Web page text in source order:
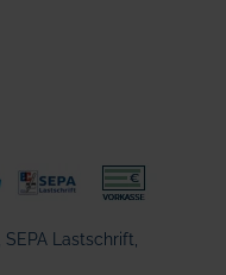
Lastschrift,